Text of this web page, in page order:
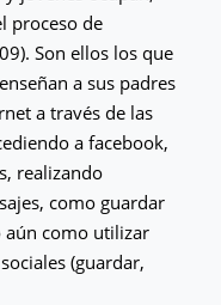
proceso de
Son ellos los que
a sus padres
a través de las
a facebook,
realizando
como guardar
aún como utilizar
(guardar,